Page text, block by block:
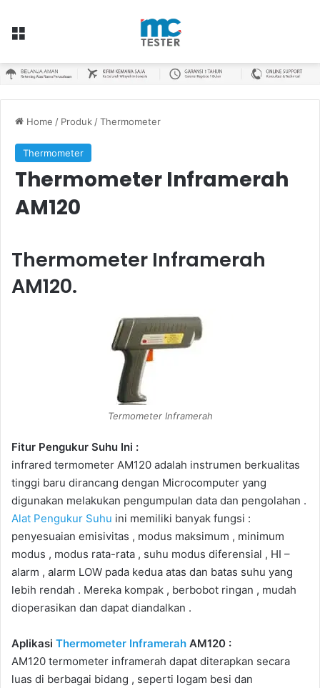
Menu
Home / Produk /Thermometer
Thermometer
Thermometer Inframerah
AM120
Thermometer Inframerah
AM120.
Termometer Inframerah
Fitur Pengukur Suhu Ini :
infrared termometer AM120 adalah instrumen berkualitas
tinggi baru dirancang dengan Microcomputer yang
digunakan melakukan pengumpulan data dan pengolahan .
Alat Pengukur Suhu ini memiliki banyak fungsi :
penyesuaian emisivitas , modus maksimum , minimum
modus , modus rata-rata , suhu modus diferensial , HI –
alarm , alarm LOW pada kedua atas dan batas suhu yang
lebih rendah . Mereka kompak , berbobot ringan , mudah
dioperasikan dan dapat diandalkan .
Aplikasi Thermometer Inframerah AM120 :
AM120 termometer inframerah dapat diterapkan secara
luas di berbagai bidang , seperti logam besi dan